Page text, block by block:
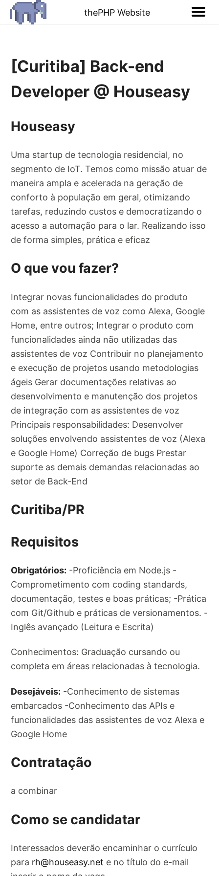
thePHP Website
[Curitiba] Back-end
Developer @ Houseasy
Houseasy
Uma startup de tecnologia residencial, no
segmento de IoT. Temos como missão atuar de
maneira ampla e acelerada na geração de
conforto à população em geral, otimizando
tarefas, reduzindo custos e democratizando o
acesso a automação para o lar. Realizando isso
de forma simples, prática e eficaz
O que vou fazer?
Integrar novas funcionalidades do produto
com as assistentes de voz como Alexa, Google
Home, entre outros; Integrar o produto com
funcionalidades ainda não utilizadas das
assistentes de voz Contribuir no planejamento
e execução de projetos usando metodologias
ágeis Gerar documentações relativas ao
desenvolvimento e manutenção dos projetos
de integração com as assistentes de voz
Principais responsabilidades: Desenvolver
soluções envolvendo assistentes de voz (Alexa
e Google Home) Correção de bugs Prestar
suporte as demais demandas relacionadas ao
setor de Back-End
Curitiba/PR
Requisitos
Obrigatórios: -Proficiência em Node.js -
Comprometimento com coding standards,
documentação, testes e boas práticas; -Prática
com Git/Github e práticas de versionamentos. -
Inglês avançado (Leitura e Escrita)
Conhecimentos: Graduação cursando ou
completa em áreas relacionadas à tecnologia.
Desejáveis: -Conhecimento de sistemas
embarcados -Conhecimento das APIs e
funcionalidades das assistentes de voz Alexa e
Google Home
Contratação
a combinar
Como se candidatar
Interessados deverão encaminhar o currículo
para rh@houseasy.net e no título do e-mail